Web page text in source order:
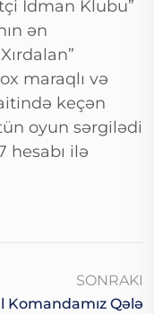
İdman Klubu”
ən
maraqlı və
keçən
oyun sərgilədi
hesabı ilə
SONRAKI
Komandamız Qələ